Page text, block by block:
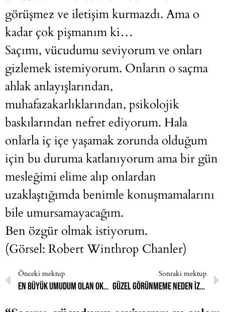
görüşmez ve iletişim kurmazdı. Ama o
kadar çok pişmanım ki…
Saçımı, vücudumu seviyorum ve onları
gizlemek istemiyorum. Onların o saçma
ahlak anlayışlarından,
muhafazakarlıklarından, psikolojik
baskılarından nefret ediyorum. Hala
onlarla iç içe yaşamak zorunda olduğum
için bu duruma katlanıyorum ama bir gün
mesleğimi elime alıp onlardan
uzaklaştığımda benimle konuşmamalarını
bile umursamayacağım.
Ben özgür olmak istiyorum.
(Görsel: Robert Winthrop Chanler)
Önceki mektup
En büyük umudum olan okulumla tehdit ediliyorum.
Sonraki mektup
Güzel görünmeme neden izin yok?